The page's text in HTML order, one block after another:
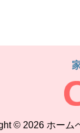
© 2026 ホーム